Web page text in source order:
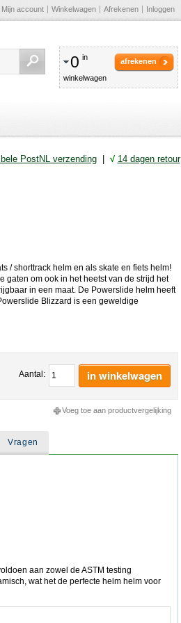
Mijn account Winkelwagen Afrekenen Inloggen
0 in
winkelwagen
afrekenen
PostNL verzending| √ 14 dagen retour
/ shorttrack helm en als skate en fiets helm!
gaten om ook in het heetst van de strijd het
in een maat. De Powerslide helm heeft
Blizzard is een geweldige
Aantal: in winkelwagen
Voeg toe aan productvergelijking
Vragen
aan zowel de ASTM testing
wat het de perfecte helm helm voor